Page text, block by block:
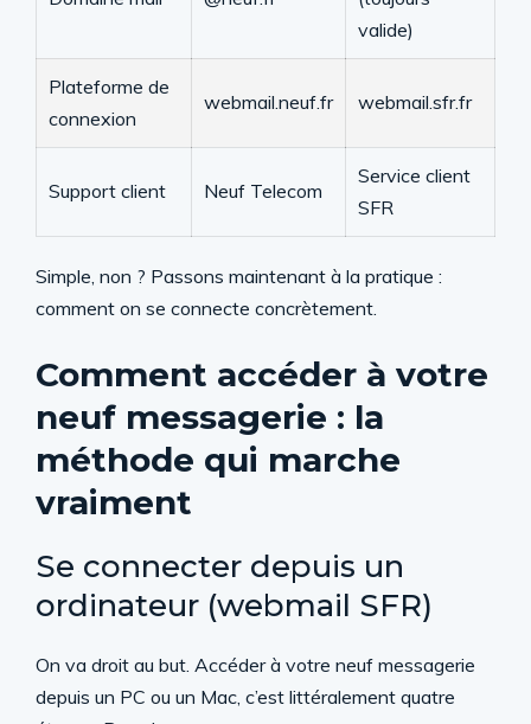
valide)
Plateforme de
connexion
webmail.neuf.fr webmail.sfr.fr
Support client Neuf Telecom
Service client
SFR
Simple, non ? Passons maintenant à la pratique :
comment on se connecte concrètement.
Comment accéder à votre
neuf messagerie : la
méthode qui marche
vraiment
Se connecter depuis un
ordinateur (webmail SFR)
On va droit au but. Accéder à votre neuf messagerie
depuis un PC ou un Mac, c’est littéralement quatre